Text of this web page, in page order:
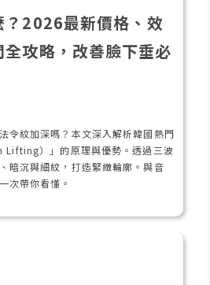
？2026最新價格、效
攻略，改善臉下垂必
令紋加深嗎？本文深入解析韓國熱門
Lifting）」的原理與優勢。透過三波
暗沉與細紋，打造緊緻輪廓。與音
次帶你看懂。